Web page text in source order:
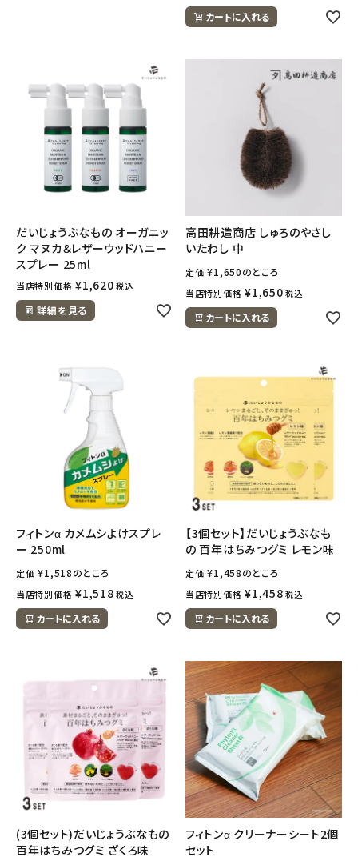
カートに入れる
だいじょうぶなもの オーガニッ
ク マヌカ＆レザーウッドハニー
スプレー 25ml
当店特別価格 ¥1,620 税込
詳細を見る
高田耕造商店 しゅろのやさし
いたわし 中
定価 ¥1,650のところ
当店特別価格 ¥1,650 税込
カートに入れる
フィトンα カメムシよけスプレ
ー 250ml
定価 ¥1,518のところ
当店特別価格 ¥1,518 税込
カートに入れる
【3個セット】だいじょうぶなも
の 百年はちみつグミ レモン味
定価 ¥1,458のところ
当店特別価格 ¥1,458 税込
カートに入れる
(3個セット)だいじょうぶなもの
百年はちみつグミ ざくろ味
フィトンα クリーナーシート2個
セット